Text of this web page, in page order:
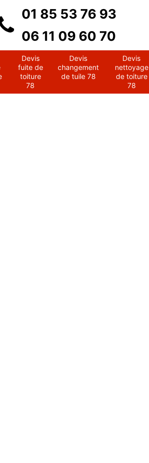
01 85 53 76 93
06 11 09 60 70
Devis
fuite de
toiture
78
Devis
changement
de tuile 78
Devis
nettoyage
de toiture
78